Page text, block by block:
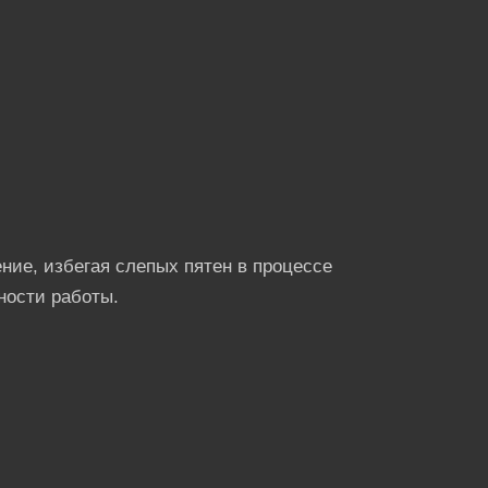
избегая слепых пятен в процессе
работы.